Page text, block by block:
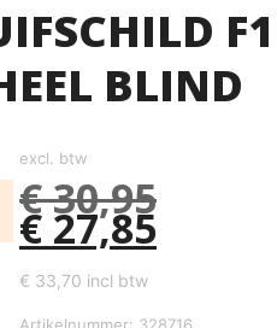
F1
BLIND
excl. btw
€30,95
€ 27,85
€ 33,70 incl btw